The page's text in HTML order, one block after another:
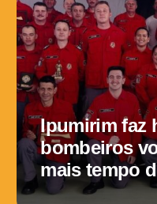
Ipumirim faz
bombeiros
mais tempo